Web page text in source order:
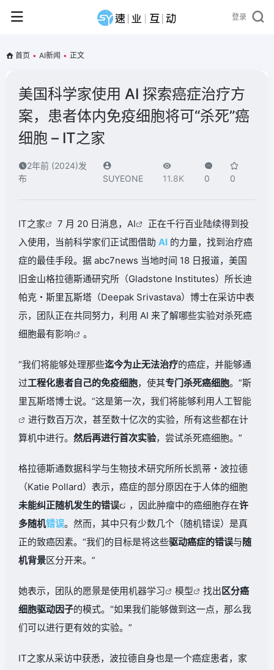
登录
首页 • AI新闻 • 正文
美国科学家使用 AI 探索癌症治疗方
案，患者体内免疫细胞将可“杀死”癌
细胞 – IT之家
2年前 (2024)发
布
SUYEONE 11.8K 0 0
IT之家 7 月 20 日消息， AI
正在千行百业陆续得到投
入使用，当前科学家们正试图借助 AI 的力量，找到治疗癌
症的最佳手段。据 abc7news 当地时间 18 日报道，美国
旧金山格拉德斯通研究所（Gladstone Institutes）所长迪
帕克・斯里瓦斯塔（Deepak Srivastava）博士在采访中表
示，团队正在共同努力，利用 AI 来了解哪些实验对杀死癌
细胞最有影响 。
“我们将能够处理那些迄今为止无法治疗的癌症，并能够通
过工程化患者自己的免疫细胞，使其专门杀死癌细胞。”斯
里瓦斯塔博士说。“这是第一次，我们将能够利用人工智能
进行数百万次，甚至数十亿次的实验，所有这些都在计
算机中进行。 然后再进行首次实验，尝试杀死癌细胞。”
格拉德斯通数据科学与生物技术研究所所长凯蒂・波拉德
（Katie Pollard）表示，癌症的部分原因在于人体的细胞
未能纠正随机发生的错误 ，因此肿瘤中的癌细胞存在许
多随机错误。然而，其中只有少数几个（随机错误）是真
正的致癌因素。“我们的目标是将这些驱动癌症的错误与随
机背景区分开来。”
她表示，团队的愿景是使用机器学习 模型 找出区分癌
细胞驱动因子的模式。“如果我们能够做到这一点，那么我
们可以进行更有效的实验。”
IT之家从采访中获悉，波拉德自身也是一个癌症患者，家